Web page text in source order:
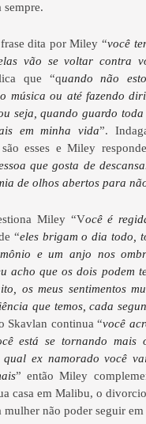
sempre.
dita por Miley “você
vão se voltar contra
que “quando não
música ou até fazendo
seja, quando guardo
em minha vida”.
esses e Miley
que gosta de
de olhos abertos para
Miley “Você é
“eles brigam o dia todo,
e um anjo nos
acho que os dois podem
os meus sentimentos
que temos, cada
Skavlan continua “você
está se tornando mais
qual ex namorado você
” então Miley
casa em Malibu, o
mulher não poder seguir